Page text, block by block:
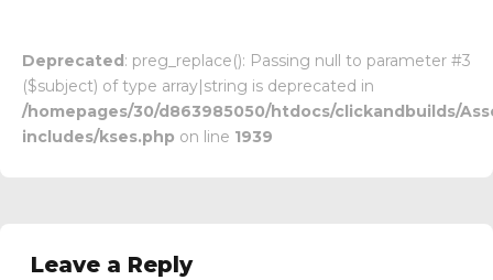
Deprecated: preg_replace(): Passing null to parameter #3
($subject) of type array|string is deprecated in
/homepages/30/d863985050/htdocs/clickandbuilds/
includes/kses.php on line 1939
Leave a Reply